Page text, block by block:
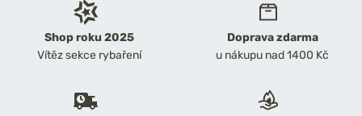
Shop roku 2025
Vítěz sekce rybaření
Doprava zdarma
u nákupu nad 1400 Kč